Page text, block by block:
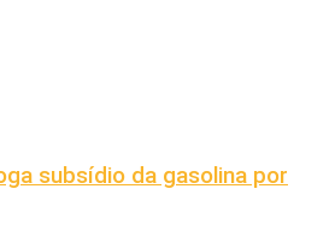
subsídio da gasolina por